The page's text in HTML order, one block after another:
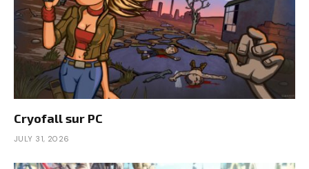
Cryofall sur PC
JULY 31, 2026